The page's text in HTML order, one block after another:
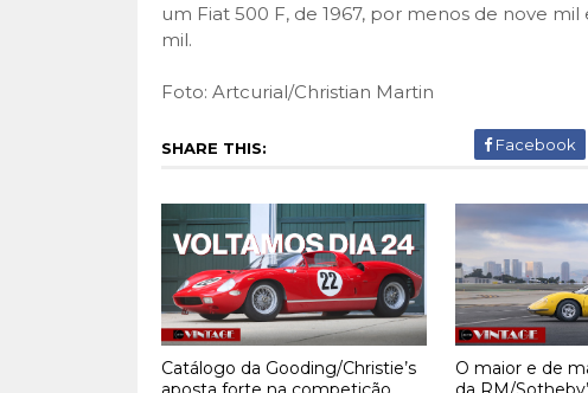
um Fiat 500 F, de 1967, por menos de nove
mil.
Foto: Artcurial/Christian Martin
SHARE THIS: Facebook
Catálogo da Gooding/Christie’s
O maior e de